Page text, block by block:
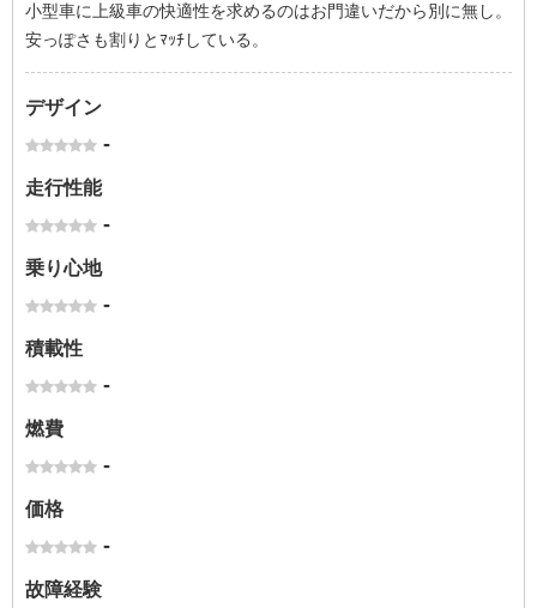
小型車に上級車の快適性を求めるのはお門違いだから別に無し。
安っぽさも割りとﾏｯﾁしている。
デザイン
-
走行性能
-
乗り心地
-
積載性
-
燃費
-
価格
-
故障経験